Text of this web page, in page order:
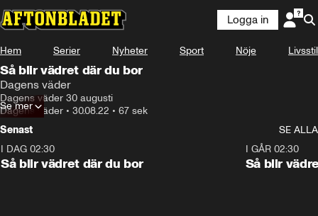
Logga in
Hem Serier Nyheter Sport Nöje Livsstil
Så blir vädret där du bor
Dagens väder
Dagens väder 30 augusti
Dagens väder • 30.08.22 • 67 sek
Se mer
Senast
SE ALLA
I DAG 02:30
Så blir vädret där du bor
I GÅR 02:30
Så blir